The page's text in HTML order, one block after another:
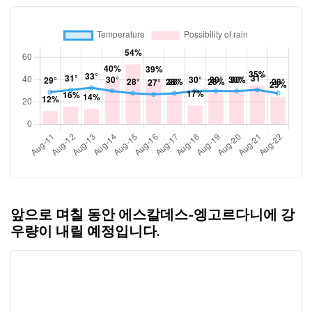
앞으로 며칠 동안 에스칼데스-엥고르다니에 강
우량이 내릴 예정입니다.